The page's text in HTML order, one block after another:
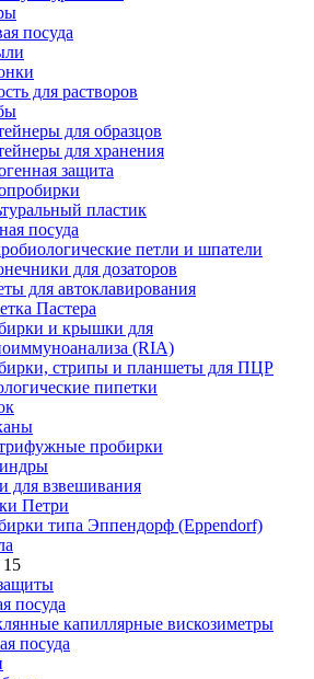
посуда
для растворов
для образцов
для хранения
защита
пластик
посуда
петли и шпатели
для дозаторов
для автоклавирования
Пастера
и крышки для
(RIA)
стрипы и планшеты для ПЦР
пипетки
пробирки
для взвешивания
Петри
типа Эппендорф (Eppendorf)
посуда
капиллярные вискозиметры
посуда